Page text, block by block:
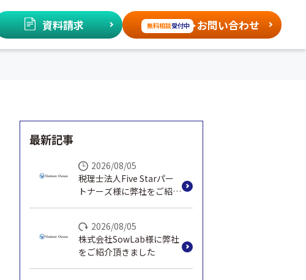
資料請求 無料相談受付中 お問い合わせ
最新記事
2026/08/05
税理士法人Five Starパー
トナーズ様に弊社をご紹介
2026/08/05
株式会社SowLab様に弊社
をご紹介頂きました